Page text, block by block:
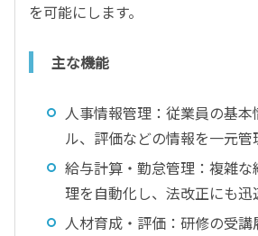
を可能にします。
主な機能
人事情報管理：従業員の基
ル、評価などの情報を一元管
給与計算・勤怠管理：複雑
理を自動化し、法改正にも迅
人材育成・評価：研修の受